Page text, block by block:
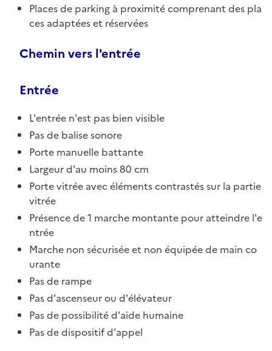
Places de parking à proximité comprenant des pla
ces adaptées et réservées
Chemin vers l'entrée
Entrée
L'entrée n'est pas bien visible
Pas de balise sonore
Porte manuelle battante
Largeur d'au moins 80 cm
Porte vitrée avec éléments contrastés sur la partie
vitrée
Présence de 1 marche montante pour atteindre l'e
ntrée
Marche non sécurisée et non équipée de main co
urante
Pas de rampe
Pas d'ascenseur ou d'élévateur
Pas de possibilité d'aide humaine
Pas de dispositif d'appel